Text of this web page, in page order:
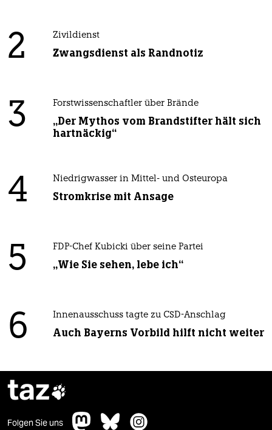
2 Zivildienst
Zwangsdienst als Randnotiz
3 Forstwissenschaftler über Brände
„Der Mythos vom Brandstifter hält sich
hartnäckig“
4 Niedrigwasser in Mittel- und Osteuropa
Stromkrise mit Ansage
5 FDP-Chef Kubicki über seine Partei
„Wie Sie sehen, lebe ich“
6 Innenausschuss tagte zu CSD-Anschlag
Auch Bayerns Vorbild hilft nicht weiter
taz
Folgen Sie uns